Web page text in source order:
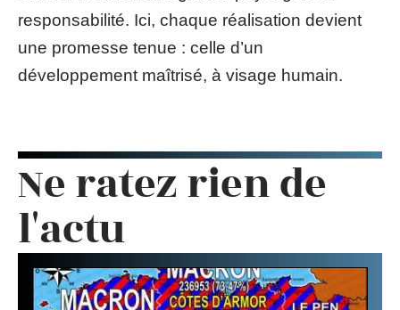
responsabilité. Ici, chaque réalisation devient
une promesse tenue : celle d’un
développement maîtrisé, à visage humain.
Ne ratez rien de
l'actu